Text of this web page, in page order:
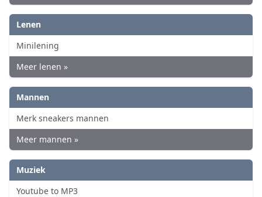
Lenen
Minilening
Meer lenen »
Mannen
Merk sneakers mannen
Meer mannen »
Muziek
Youtube to MP3